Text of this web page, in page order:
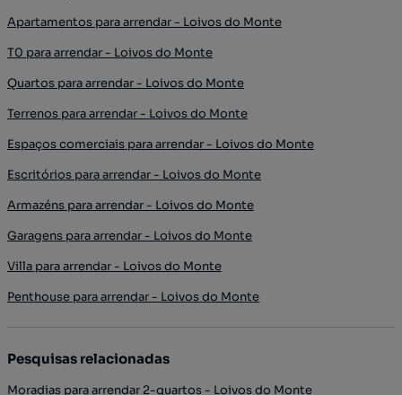
Apartamentos para arrendar - Loivos do Monte
T0 para arrendar - Loivos do Monte
Quartos para arrendar - Loivos do Monte
Terrenos para arrendar - Loivos do Monte
Espaços comerciais para arrendar - Loivos do Monte
Escritórios para arrendar - Loivos do Monte
Armazéns para arrendar - Loivos do Monte
Garagens para arrendar - Loivos do Monte
Villa para arrendar - Loivos do Monte
Penthouse para arrendar - Loivos do Monte
Pesquisas relacionadas
Moradias para arrendar 2-quartos - Loivos do Monte